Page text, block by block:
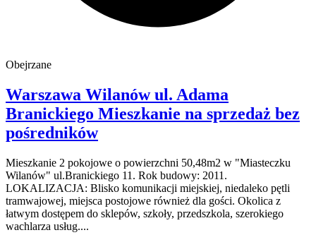
Obejrzane
Warszawa Wilanów ul. Adama
Branickiego Mieszkanie na sprzedaż bez
pośredników
Mieszkanie 2 pokojowe o powierzchni 50,48m2 w "Miasteczku
Wilanów" ul.Branickiego 11. Rok budowy: 2011.
LOKALIZACJA: Blisko komunikacji miejskiej, niedaleko pętli
tramwajowej, miejsca postojowe również dla gości. Okolica z
łatwym dostępem do sklepów, szkoły, przedszkola, szerokiego
wachlarza usług....